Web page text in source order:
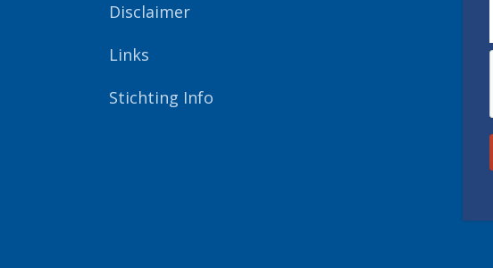
Disclaimer
Links
Stichting Info